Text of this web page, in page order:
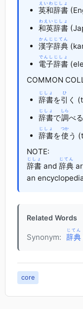
英和
えいわ
辞書
じしょ
和英
わえい
辞書
じしょ
漢字
かんじ
辞典
じてん
電子
でんし
辞書
じしょ
COMMON
辞書
じしょ
を引
ひ
く
辞書
じしょ
で調
しら
べる
辞書
じしょ
を使
つか
う
NOTE:
辞書
じしょ
and 辞典
じてん
an
Related Words
Synonym: 辞典
じてん
core